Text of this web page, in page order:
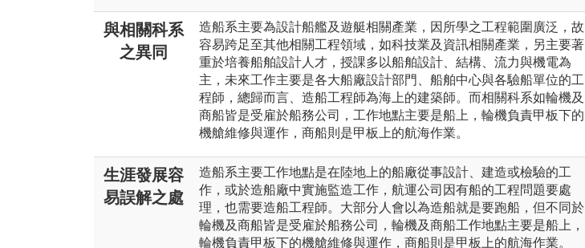
與相關科系
之異同
造船系主要為設計船艦及遊艇相關產業，因所學之工程範圍廣泛，故
容易跨足至其他相關工程領域，如科技業及資訊相關產業，另主要著
重於培養船舶設計人才，授課多以船舶設計、結構、流力與機電為
主，未來工作主要是各大船廠設計部門、船舶中心與各驗船單位的工
程師，總歸而言、造船工程師為海上的建築師。而相關科系如輪機及
商船皆是受雇於船務公司，工作地點主要是船上，輪機負責甲板下的
機艙維修與運作，商船則是甲板上的航海作業。
生涯發展容
易誤解之處
造船系主要工作地點是在陸地上的船廠從事設計、建造或檢驗的工
作，或於造船廠中實施監造工作，航運公司因有船的工程問題要處
理，也需要造船工程師。大部分人會以為造船就是要跑船，但不同於
輪機及商船皆是受雇於船務公司，輪機及商船工作地點主要是船上，
輪機負責甲板下的機艙維修與運作，商船則是甲板上的航海作業。